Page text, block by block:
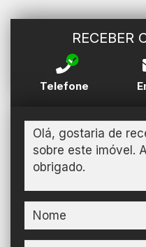
RECEBER
Telefone